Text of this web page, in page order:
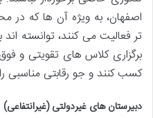
اصفهان، به ویژه آن ها که در
تر فعالیت می کنند، توانسته
برگزاری کلاس های تقویتی و فوق
کسب کنند و جو رقابتی مناسبی را
دبیرستان های غیردولتی (غیرانتفاعی)